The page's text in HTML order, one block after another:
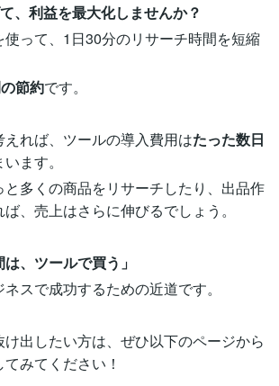
、利益を最大化しませんか？
使って、1日30分のリサーチ時間を短縮
節約です。
れば、ツールの導入費用はたった数日
ます。
多くの商品をリサーチしたり、出品作
、売上はさらに伸びるでしょう。
は、ツールで買う」
スで成功するための近道です。
け出したい方は、ぜひ以下のページから
みてください！